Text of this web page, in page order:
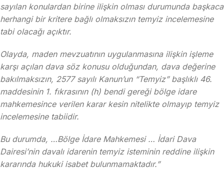
sayılan konulardan birine ilişkin olması durumunda başkaca
herhangi bir kritere bağlı olmaksızın temyiz incelemesine
tabi olacağı açıktır.
Olayda, maden mevzuatının uygulanmasına ilişkin işleme
karşı açılan dava söz konusu olduğundan, dava değerine
bakılmaksızın, 2577 sayılı Kanun’un “Temyiz” başlıklı 46.
maddesinin 1. fıkrasının (h) bendi gereği bölge idare
mahkemesince verilen karar kesin nitelikte olmayıp temyiz
incelemesine tabiidir.
Bu durumda, …Bölge İdare Mahkemesi … İdari Dava
Dairesi’nin davalı idarenin temyiz isteminin reddine ilişkin
kararında hukuki isabet bulunmamaktadır.”